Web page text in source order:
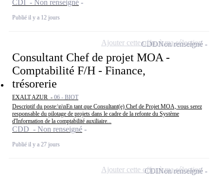
CDI - Non renseigné
Publié il y a 12 jours
Consultant Chef de projet MOA -
Comptabilité F/H - Finance,
trésorerie
EXALT AZUR - 06 - BIOT
Descriptif du poste:\n\nEn tant que Consultant(e) Chef de Projet MOA, vous serez
responsable du pilotage de projets dans le cadre de la refonte du Système
d'Information de la comptabilité auxiliaire...
CDD - Non renseigné
Publié il y a 27 jours
CDDNon renseigné
Ajouter cette offre à ma sélection
CDINon renseigné
Ajouter cette offre à ma sélection